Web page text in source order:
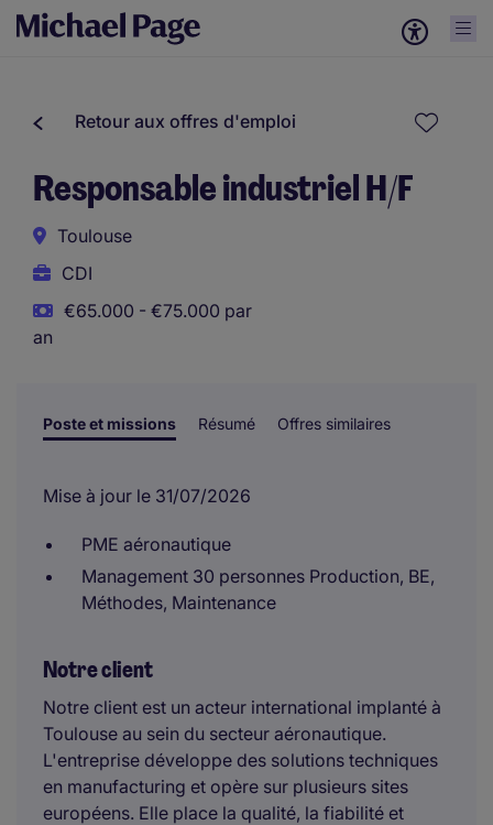
Retour aux offres d'emploi
Responsable industriel H/F
Toulouse
CDI
€65.000 - €75.000 par
an
Poste et missions Résumé Offres similaires
Mise à jour le 31/07/2026
PME aéronautique
Management 30 personnes Production, BE,
Méthodes, Maintenance
Notre client
Notre client est un acteur international implanté à
Toulouse au sein du secteur aéronautique.
L'entreprise développe des solutions techniques
en manufacturing et opère sur plusieurs sites
européens. Elle place la qualité, la fiabilité et